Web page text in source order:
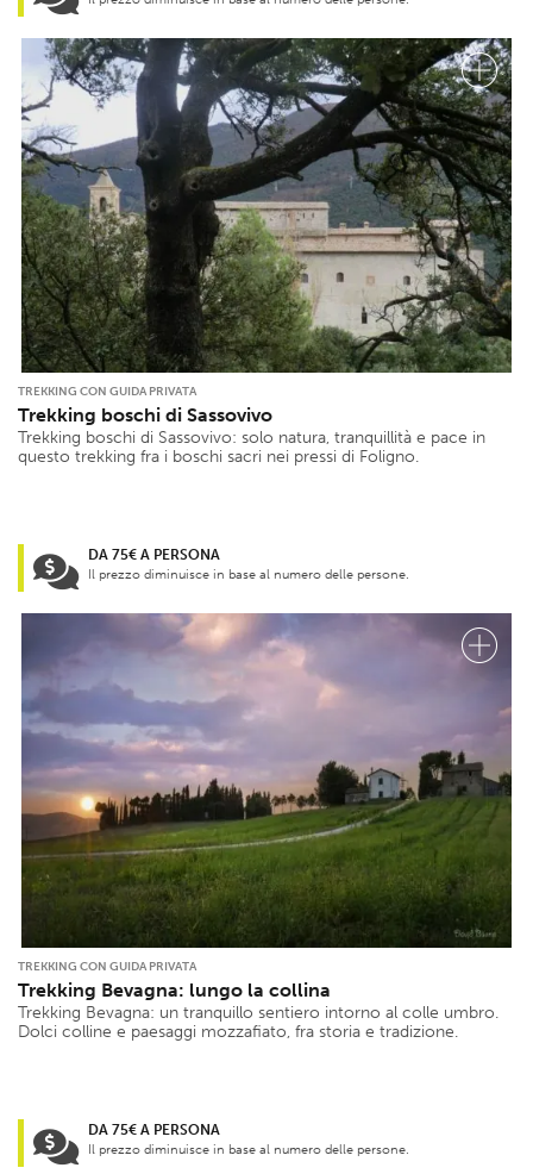
TREKKING CON GUIDA PRIVATA
Trekking boschi di Sassovivo
Trekking boschi di Sassovivo: solo natura, tranquillità e pace in
questo trekking fra i boschi sacri nei pressi di Foligno.
DA 75€ A PERSONA
Il prezzo diminuisce in base al numero delle persone.
TREKKING CON GUIDA PRIVATA
Trekking Bevagna: lungo la collina
Trekking Bevagna: un tranquillo sentiero intorno al colle umbro.
Dolci colline e paesaggi mozzafiato, fra storia e tradizione.
DA 75€ A PERSONA
Il prezzo diminuisce in base al numero delle persone.